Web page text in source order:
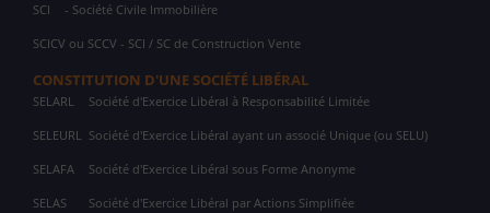
SCI - Société Civile Immobilière
SCICV ou SCCV - SCI / SC de Construction Vente
CONSTITUTION D'UNE SOCIÉTÉ LIBÉRAL
SELARL Société d'Exercice Libéral à Responsabilité Limitée
SELEURL Société d'Exercice Libéral ayant un associé Unique (ou SELU)
SELAFA Société d'Exercice Libéral sous Forme Anonyme
SELAS Société d'Exercice Libéral par Actions Simplifiée